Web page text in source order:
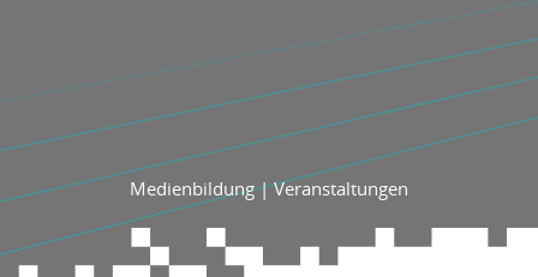
Medienbildung|Veranstaltungen